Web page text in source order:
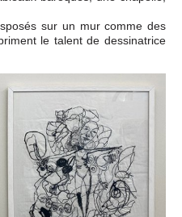
sur un mur comme des
le talent de dessinatrice